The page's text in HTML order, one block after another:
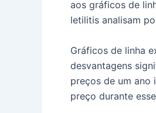
aos gráficos de
letilitis analisam
Gráficos de linha
desvantagens
preços de um ano
preço durante